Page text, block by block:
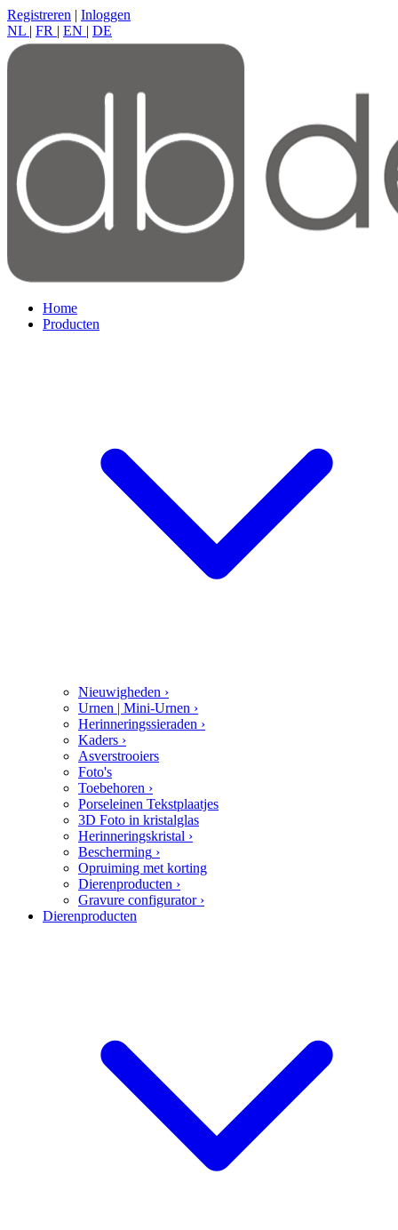
Registreren | Inloggen
NL | FR | EN | DE
Home
Producten
Nieuwigheden ›
Urnen | Mini-Urnen ›
Herinneringssieraden ›
Kaders ›
Asverstrooiers
Foto's
Toebehoren ›
Porseleinen Tekstplaatjes
3D Foto in kristalglas
Herinneringskristal ›
Bescherming ›
Opruiming met korting
Dierenproducten ›
Gravure configurator ›
Dierenproducten